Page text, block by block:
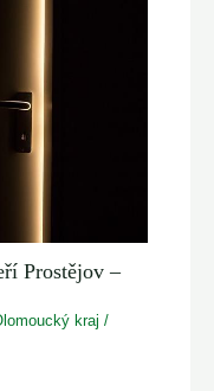
Prostějov –
kraj /